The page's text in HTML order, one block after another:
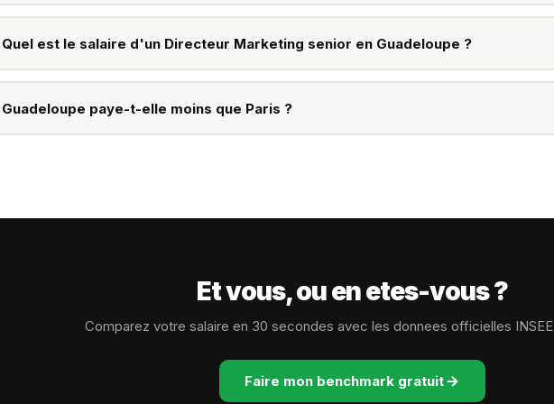
Un Directeur Marketing debutant (0-2 ans d'experience) en Guadeloupe peut s'attendre a
477 €
brut annuel. Avec 3 a 5 ans d'experience, le salaire atteint la mediane du marche.
Quel est le salaire d'un Directeur Marketing senior en Guadeloupe ?
Un Directeur Marketing senior (8+ ans d'experience) en Guadeloupe peut atteindre64
annuel, hors part variable. La remuneration variable (commissions, bonus) peut representer
total pour les profils seniors.
Guadeloupe paye-t-elle moins que Paris ?
Et vous, ou en etes-vous ?
Comparez votre salaire en 30 secondes avec les donnees officielles INSEE
Faire mon benchmark gratuit